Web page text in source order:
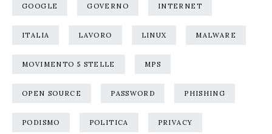
GOOGLE GOVERNO INTERNET
ITALIA LAVORO LINUX MALWARE
MOVIMENTO 5 STELLE MPS
OPEN SOURCE PASSWORD PHISHING
PODISMO POLITICA PRIVACY